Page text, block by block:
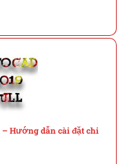
– Hướng dẫn cài đặt chi